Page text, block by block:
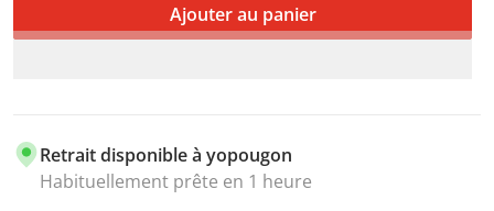
Ajouter au panier
Retrait disponible à yopougon
Habituellement prête en 1 heure